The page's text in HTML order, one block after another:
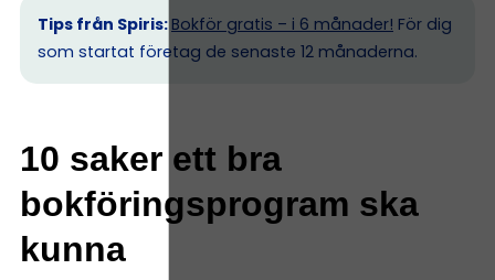
Tips från Spiris: Bokför gratis – i 6 månader! För dig
som startat företag de senaste 12 månaderna.
10 saker ett bra
bokföringsprogram ska
kunna